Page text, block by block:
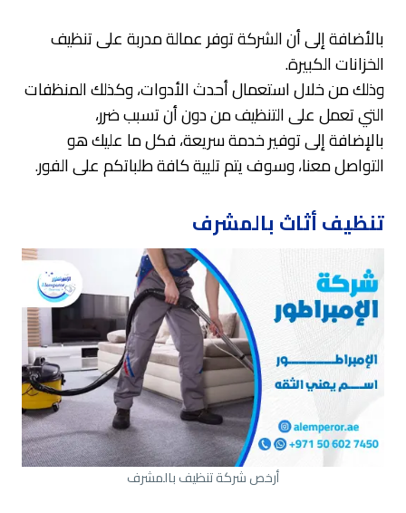
بالأضافة إلى أن الشركة توفر عمالة مدربة على تنظيف
الخزانات الكبيرة.
وذلك من خلال استعمال أحدث الأدوات، وكذلك المنظفات
التي تعمل على التنظيف من دون أن تسبب ضرر،
بالإضافة إلى توفير خدمة سريعة، فكل ما عليك هو
التواصل معنا، وسوف يتم تلبية كافة طلباتكم على الفور.
تنظيف أثاث بالمشرف
أرخص شركة تنظيف بالمشرف